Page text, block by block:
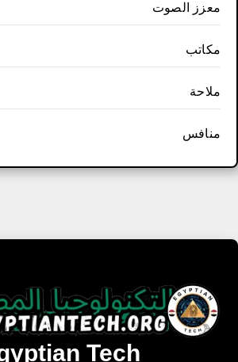
معزز الصوت
مكاتب
ملاحة
منافس
Tech